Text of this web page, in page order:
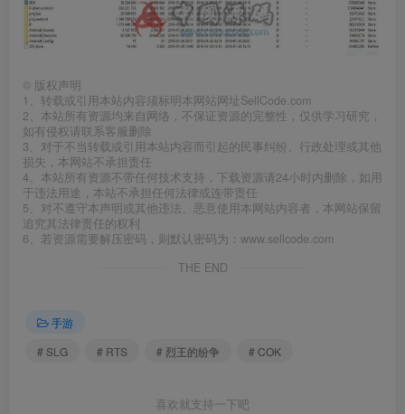
© 版权声明
1、转载或引用本站内容须标明本网站网址SellCode.com
2、本站所有资源均来自网络，不保证资源的完整性，仅供学习研究，
如有侵权请联系客服删除
3、对于不当转载或引用本站内容而引起的民事纠纷、行政处理或其他
损失，本网站不承担责任
4、本站所有资源不带任何技术支持，下载资源请24小时内删除，如用
于违法用途，本站不承担任何法律或连带责任
5、对不遵守本声明或其他违法、恶意使用本网站内容者，本网站保留
追究其法律责任的权利
6、若资源需要解压密码，则默认密码为：www.sellcode.com
THE END
手游
# SLG
# RTS # 烈王的纷争 # COK
喜欢就支持一下吧